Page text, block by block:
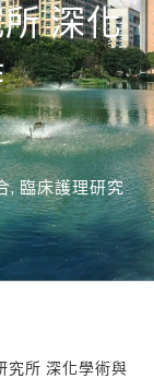
深化
,臨床護理研究
究所 深化學術與